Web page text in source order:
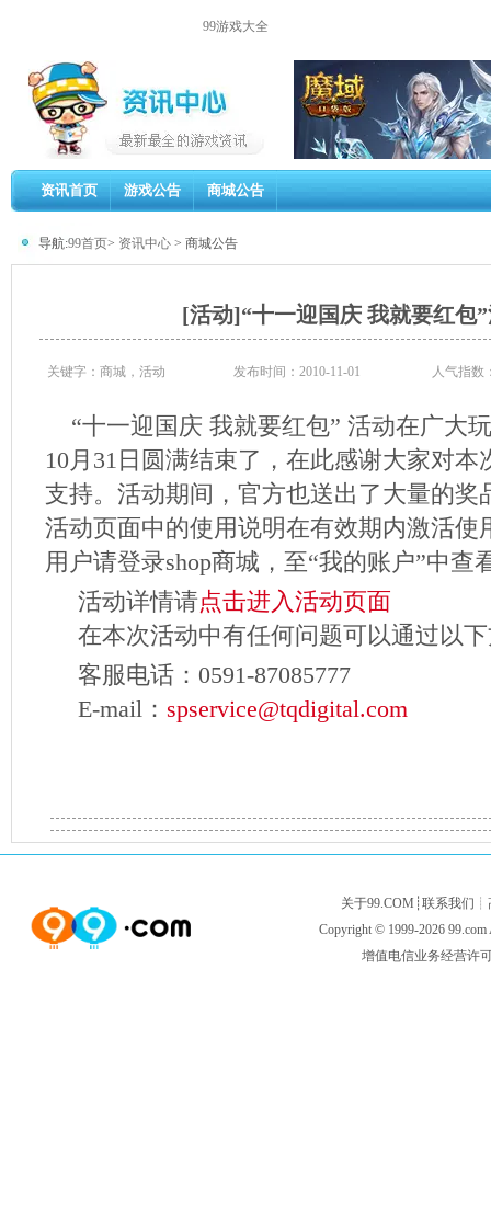
99游戏大全
资讯首页 游戏公告 商城公告
导航:99首页> 资讯中心 > 商城公告
[活动]“十一迎国庆 我就要红包
关键字：商城，活动 发布时间：2010-11-01 人气指数
“十一迎国庆 我就要红包” 活动在广大
10月31日圆满结束了，在此感谢大家对
支持。活动期间，官方也送出了大量的奖
活动页面中的使用说明在有效期内激活使
用户请登录shop商城，至“我的账户”中查
活动详情请点击进入活动页面
在本次活动中有任何问题可以通过以下
客服电话：0591-87085777
E-mail： spservice@tqdigital.com
关于99.COM ┊ 联系我们 ┊
Copyright © 1999-2026 99.com
增值电信业务经营许